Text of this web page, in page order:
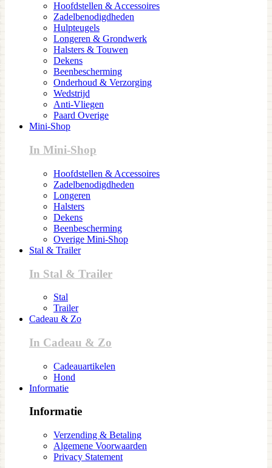
Hoofdstellen & Accessoires
Zadelbenodigdheden
Hulpteugels
Longeren & Grondwerk
Halsters & Touwen
Dekens
Beenbescherming
Onderhoud & Verzorging
Wedstrijd
Anti-Vliegen
Paard Overige
Mini-Shop
In Mini-Shop
Hoofdstellen & Accessoires
Zadelbenodigdheden
Longeren
Halsters
Dekens
Beenbescherming
Overige Mini-Shop
Stal & Trailer
In Stal & Trailer
Stal
Trailer
Cadeau & Zo
In Cadeau & Zo
Cadeauartikelen
Hond
Informatie
Informatie
Verzending & Betaling
Algemene Voorwaarden
Privacy Statement